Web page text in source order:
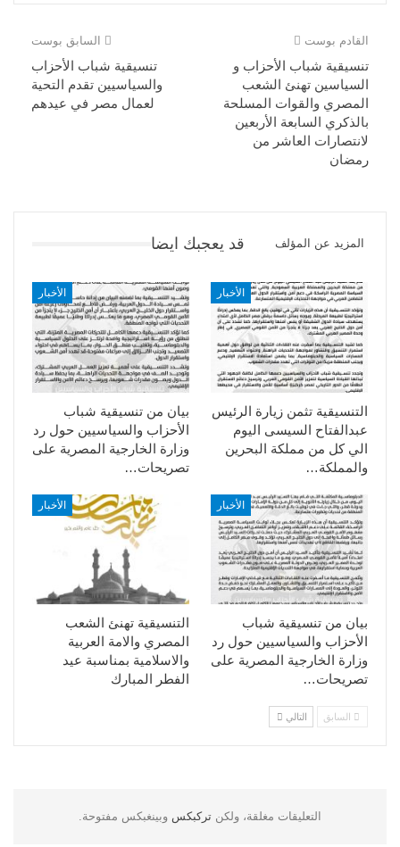
السابق بوست
تنسيقية شباب الأحزاب
والسياسيين تقدم التحية
لعمال مصر في عيدهم
القادم بوست
تنسيقية شباب الأحزاب و
السياسين تهنئ الشعب
المصري والقوات المسلحة
بالذكري السابعة الأربعين
لانتصارات العاشر من
رمضان
قد يعجبك ايضا المزيد عن المؤلف
الأخبار
بيان من تنسيقية شباب
الأحزاب والسياسيين حول رد
وزارة الخارجية المصرية على
تصريحات…
الأخبار
التنسيقية تثمن زيارة الرئيس
عبدالفتاح السيسى اليوم
الي كل من مملكة البحرين
والمملكة…
الأخبار
التنسيقية تهنئ الشعب
المصري والامة العربية
والاسلامية بمناسبة عيد
الفطر المبارك
الأخبار
بيان من تنسيقية شباب
الأحزاب والسياسيين حول رد
وزارة الخارجية المصرية على
تصريحات…
السابق التالي
التعليقات مغلقة، ولكن تركبكس وبينغبكس مفتوحة.